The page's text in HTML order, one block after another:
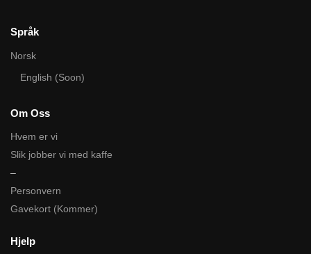
Språk
Norsk
English (Soon)
Om Oss
Hvem er vi
Slik jobber vi med kaffe
–
Personvern
Gavekort (Kommer)
Hjelp